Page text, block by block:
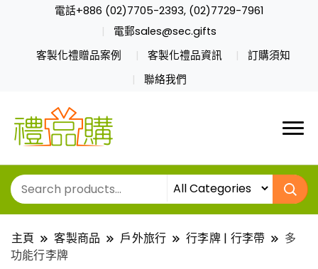
電話+886 (02)7705-2393, (02)7729-7961
電郵sales@sec.gifts
客製化禮贈品案例
客製化禮品資訊
訂購須知
聯絡我們
主頁 客製商品 戶外旅行 行李牌 | 行李帶
多
功能行李牌